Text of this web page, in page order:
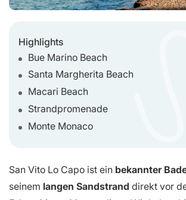
Highlights
Bue Marino Beach
Santa Margherita Beach
Macari Beach
Strandpromenade
Monte Monaco
San Vito Lo Capo ist ein bekannter
seinem langen Sandstrand direkt vor